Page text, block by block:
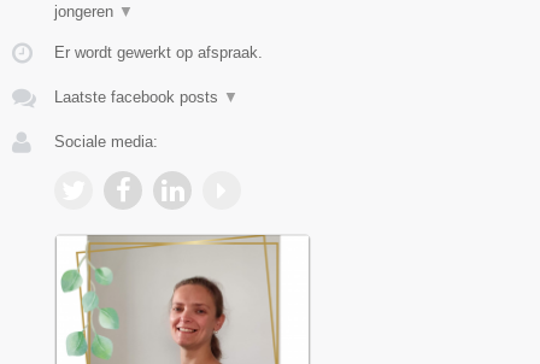
jongeren ▼
Er wordt gewerkt op afspraak.
Laatste facebook posts ▼
Sociale media: